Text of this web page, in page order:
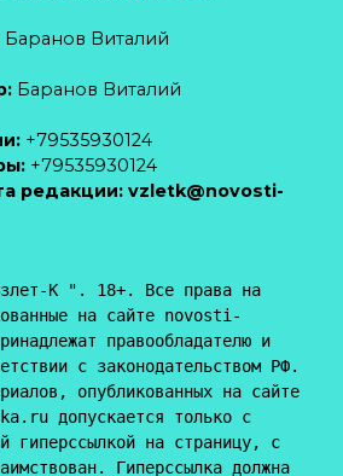
Баранов Виталий
Баранов Виталий
+79535930124
+79535930124
редакции: vzletk@novosti-
К ". 18+. Все права на
на сайте novosti-
правообладателю и
с законодательством РФ.
опубликованных на сайте
допускается только с
гиперссылкой на страницу, с
Гиперссылка должна